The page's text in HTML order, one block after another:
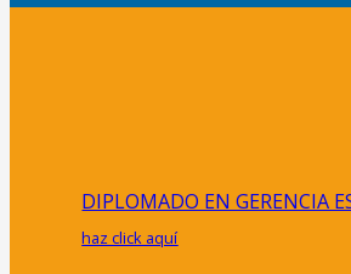
DIPLOMADO EN GERENCIA
haz click aquí